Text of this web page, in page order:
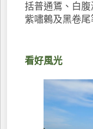
括普通鵟、白腹
紫嘯鶇及黑卷尾
看好風光